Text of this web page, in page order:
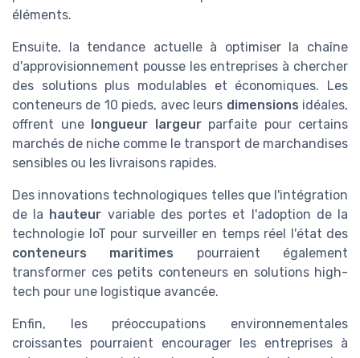
éléments.
Ensuite, la tendance actuelle à optimiser la chaîne
d'approvisionnement pousse les entreprises à chercher
des solutions plus modulables et économiques. Les
conteneurs de 10 pieds, avec leurs dimensions idéales,
offrent une longueur largeurparfaite pour certains
marchés de niche comme le transport de marchandises
sensibles ou les livraisons rapides.
Des innovations technologiques telles que l'intégration
de la hauteur variable des portes et l'adoption de la
technologie IoT pour surveiller en temps réel l'état des
conteneurs maritimes pourraient également
transformer ces petits conteneurs en solutions high-
tech pour une logistique avancée.
Enfin, les préoccupations environnementales
croissantes pourraient encourager les entreprises à